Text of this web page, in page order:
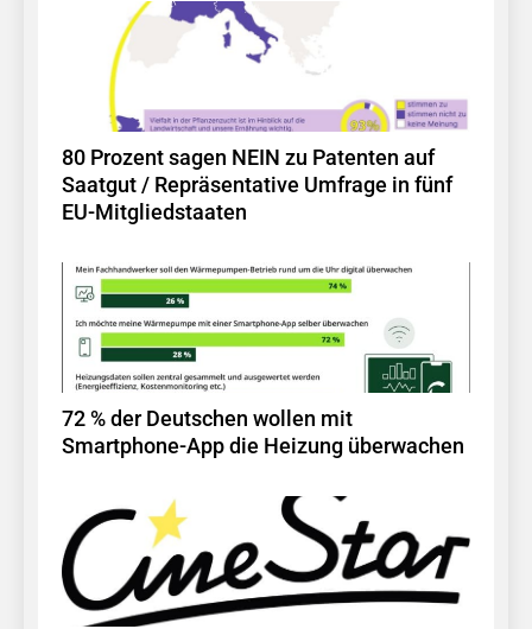
80 Prozent sagen NEIN zu Patenten auf
Saatgut / Repräsentative Umfrage in fünf
EU-Mitgliedstaaten
72 % der Deutschen wollen mit
Smartphone-App die Heizung überwachen